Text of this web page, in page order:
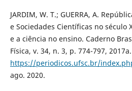
JARDIM, W. T.; GUERRA, A.
e Sociedades Científicas no século
e a ciência no ensino. Caderno
Física, v. 34, n. 3, p. 774-797,
https://periodicos.ufsc.br/
ago. 2020.